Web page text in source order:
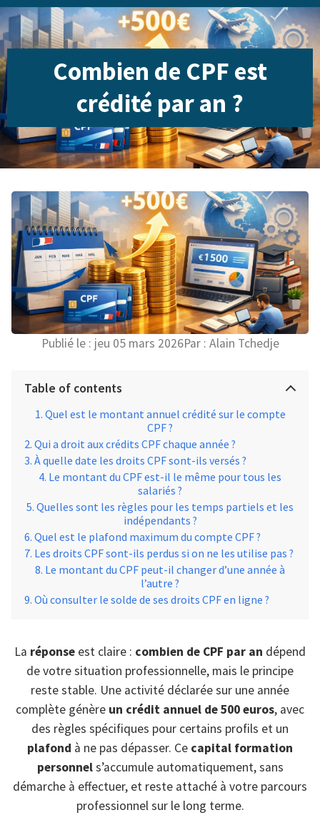
Combien de CPF est
crédité par an ?
Publié le : jeu 05 mars 2026Par : Alain Tchedje
Table of contents
Quel est le montant annuel crédité sur le compte
CPF ?
Qui a droit aux crédits CPF chaque année ?
À quelle date les droits CPF sont-ils versés ?
Le montant du CPF est-il le même pour tous les
salariés ?
Quelles sont les règles pour les temps partiels et les
indépendants ?
Quel est le plafond maximum du compte CPF ?
Les droits CPF sont-ils perdus si on ne les utilise pas ?
Le montant du CPF peut-il changer d’une année à
l’autre ?
Où consulter le solde de ses droits CPF en ligne ?
La réponse est claire : combien de CPF par an dépend
de votre situation professionnelle, mais le principe
reste stable. Une activité déclarée sur une année
complète génère un crédit annuel de 500 euros, avec
des règles spécifiques pour certains profils et un
plafond à ne pas dépasser. Ce capital formation
personnels’accumule automatiquement, sans
démarche à effectuer, et reste attaché à votre parcours
professionnel sur le long terme.